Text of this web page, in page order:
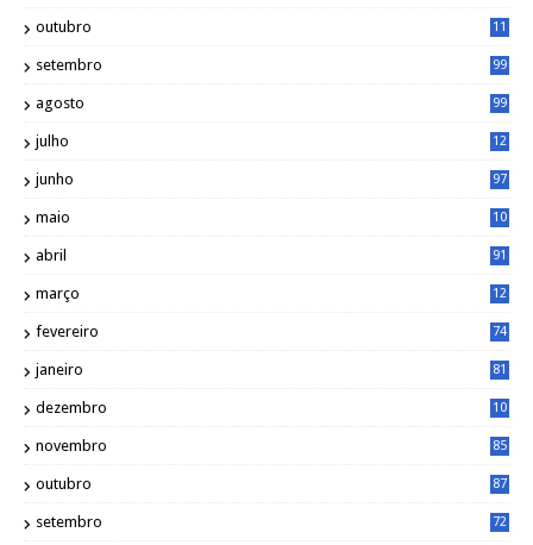
outubro
11
setembro 99
agosto 99
julho
12
junho 97
maio
10
abril 91
março
12
fevereiro 74
janeiro 81
dezembro
10
novembro 85
outubro 87
setembro 72